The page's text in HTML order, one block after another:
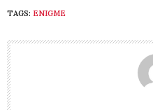
TAGS: ENIGME